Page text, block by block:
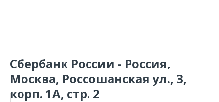
Сбербанк России - Россия,
Москва, Россошанская ул., 3,
корп. 1А, стр. 2